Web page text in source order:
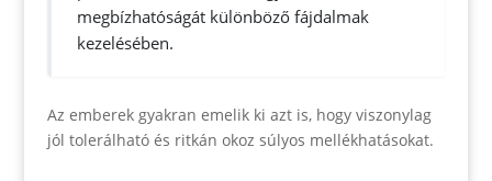
megbízhatóságát különböző fájdalmak
kezelésében.
Az emberek gyakran emelik ki azt is, hogy viszonylag
jól tolerálható és ritkán okoz súlyos mellékhatásokat.